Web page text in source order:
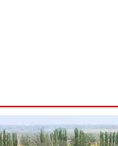
”新疆青少